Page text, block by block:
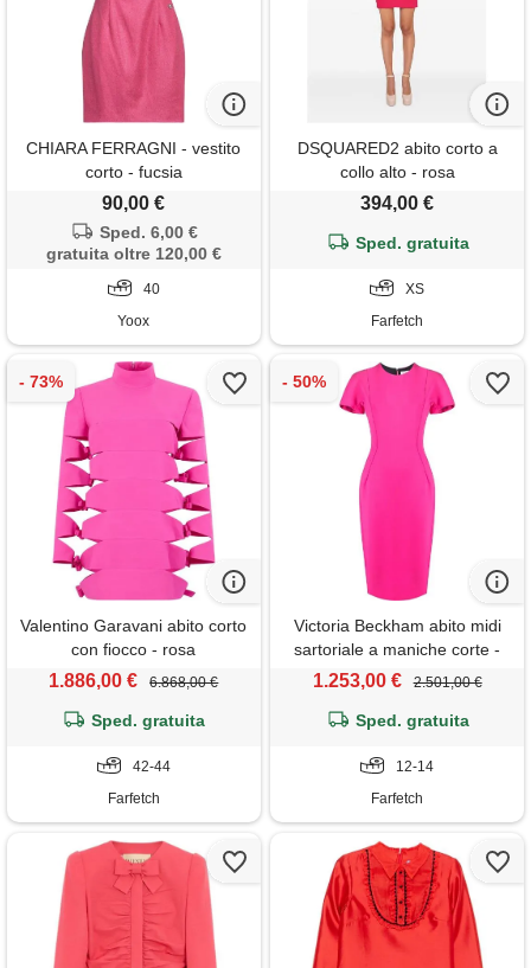
CHIARA FERRAGNI - vestito
corto - fucsia
90,00 €
Sped. 6,00 €
gratuita oltre 120,00 €
40
Yoox
DSQUARED2 abito corto a
collo alto - rosa
394,00 €
Sped. gratuita
XS
Farfetch
Valentino Garavani abito corto
con fiocco - rosa
1.886,00 € 6.868,00 €
Sped. gratuita
42-44
Farfetch
Victoria Beckham abito midi
sartoriale a maniche corte -
rosa
1.253,00 € 2.501,00 €
Sped. gratuita
12-14
Farfetch